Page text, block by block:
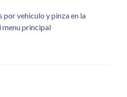
vehiculo y pinza en la
principal